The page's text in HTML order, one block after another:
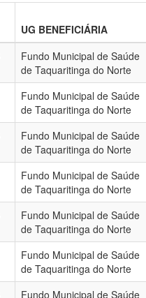
UG BENEFICIÁRIA
Fundo Municipal de Saúde
de Taquaritinga do Norte
Fundo Municipal de Saúde
de Taquaritinga do Norte
Fundo Municipal de Saúde
de Taquaritinga do Norte
Fundo Municipal de Saúde
de Taquaritinga do Norte
Fundo Municipal de Saúde
de Taquaritinga do Norte
Fundo Municipal de Saúde
de Taquaritinga do Norte
Fundo Municipal de Saúde